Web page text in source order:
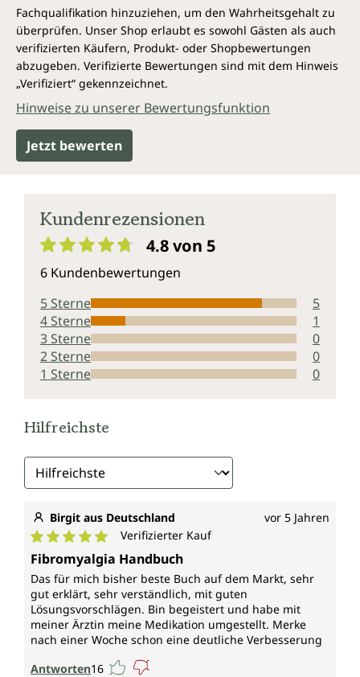
Fachqualifikation hinzuziehen, um den Wahrheitsgehalt zu
überprüfen. Unser Shop erlaubt es sowohl Gästen als auch
verifizierten Käufern, Produkt- oder Shopbewertungen
abzugeben. Verifizierte Bewertungen sind mit dem Hinweis
„Verifiziert“ gekennzeichnet.
Hinweise zu unserer Bewertungsfunktion
Jetzt bewerten
Kundenrezensionen
4.8 von 5
6 Kundenbewertungen
5 Sterne
5
4 Sterne
1
3 Sterne
0
2 Sterne
0
1 Sterne
0
Hilfreichste
Birgit aus Deutschland vor 5 Jahren
Durchschnittliche Bewertung von 5 von 5 Sternen
Verifizierter Kauf
Fibromyalgia Handbuch
Das für mich bisher beste Buch auf dem Markt, sehr
gut erklärt, sehr verständlich, mit guten
Lösungsvorschlägen. Bin begeistert und habe mit
meiner Ärztin meine Medikation umgestellt. Merke
nach einer Woche schon eine deutliche Verbesserung
Antworten16